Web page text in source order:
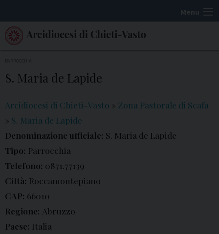
k
Menu
S. Maria de Lapide
Arcidiocesi di Chieti-Vasto » Zona Pastorale di Scafa
» S. Maria de Lapide
Denominazione ufficiale: S. Maria de Lapide
Tipo: Parrocchia
Telefono: 0871.77139
Città: Roccamontepiano
CAP: 66010
Regione: Abruzzo
Paese: Italia